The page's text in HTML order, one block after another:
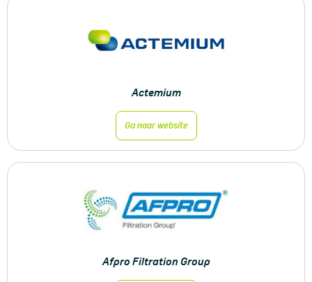
Actemium
Ga naar website
Afpro Filtration Group